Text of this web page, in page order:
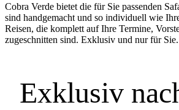
Cobra Verde bietet die für Sie passenden
sind handgemacht und so individuell wie
Reisen, die komplett auf Ihre Termine,
zugeschnitten sind. Exklusiv und nur für Sie.
Exklusiv